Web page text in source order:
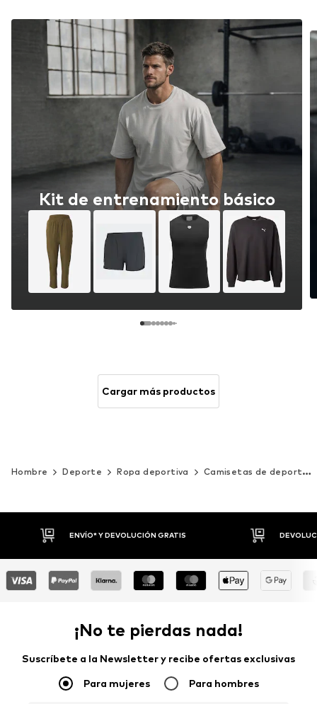
Kit de entrenamiento básico
Cargar más productos
Hombre Deporte Ropa deportiva Camisetas de deporte
DEVOLUCIONES HASTA 30 DÍAS
¡No te pierdas nada!
Suscríbete a la Newsletter y recibe ofertas exclusivas
Para mujeres Para hombres